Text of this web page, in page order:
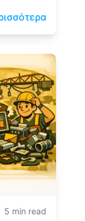
: Το
5 min read